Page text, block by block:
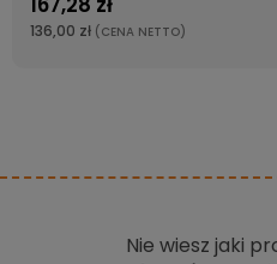
136,00 zł (CENA NETTO)
Nie wiesz jaki